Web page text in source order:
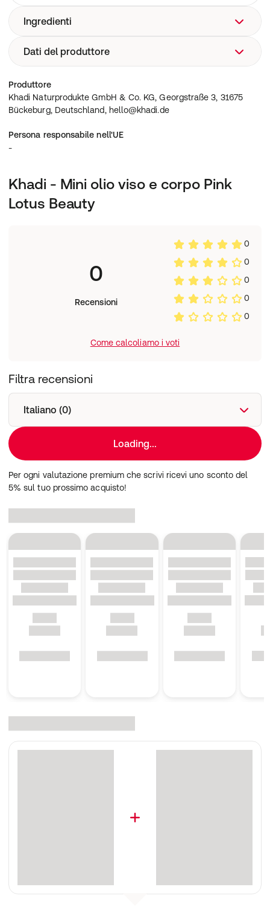
Ingredienti
Vedi la descrizione del prodotto
Dati del produttore
Khadi Naturprodukte GmbH & Co. KG, Georgstraße 3,
31675 Bückeburg, Deutschland, hello@khadi.de
Produttore
Khadi Naturprodukte GmbH & Co. KG, Georgstraße 3, 31675
Bückeburg, Deutschland, hello@khadi.de
Persona responsabile nell'UE
-
Khadi - Mini olio viso e corpo Pink
Lotus Beauty
0
Recensioni
0
0
0
0
0
Come calcoliamo i voti
Filtra recensioni
Italiano (0)
Loading...
Per ogni valutazione premium che scrivi ricevi uno sconto del
5% sul tuo prossimo acquisto!